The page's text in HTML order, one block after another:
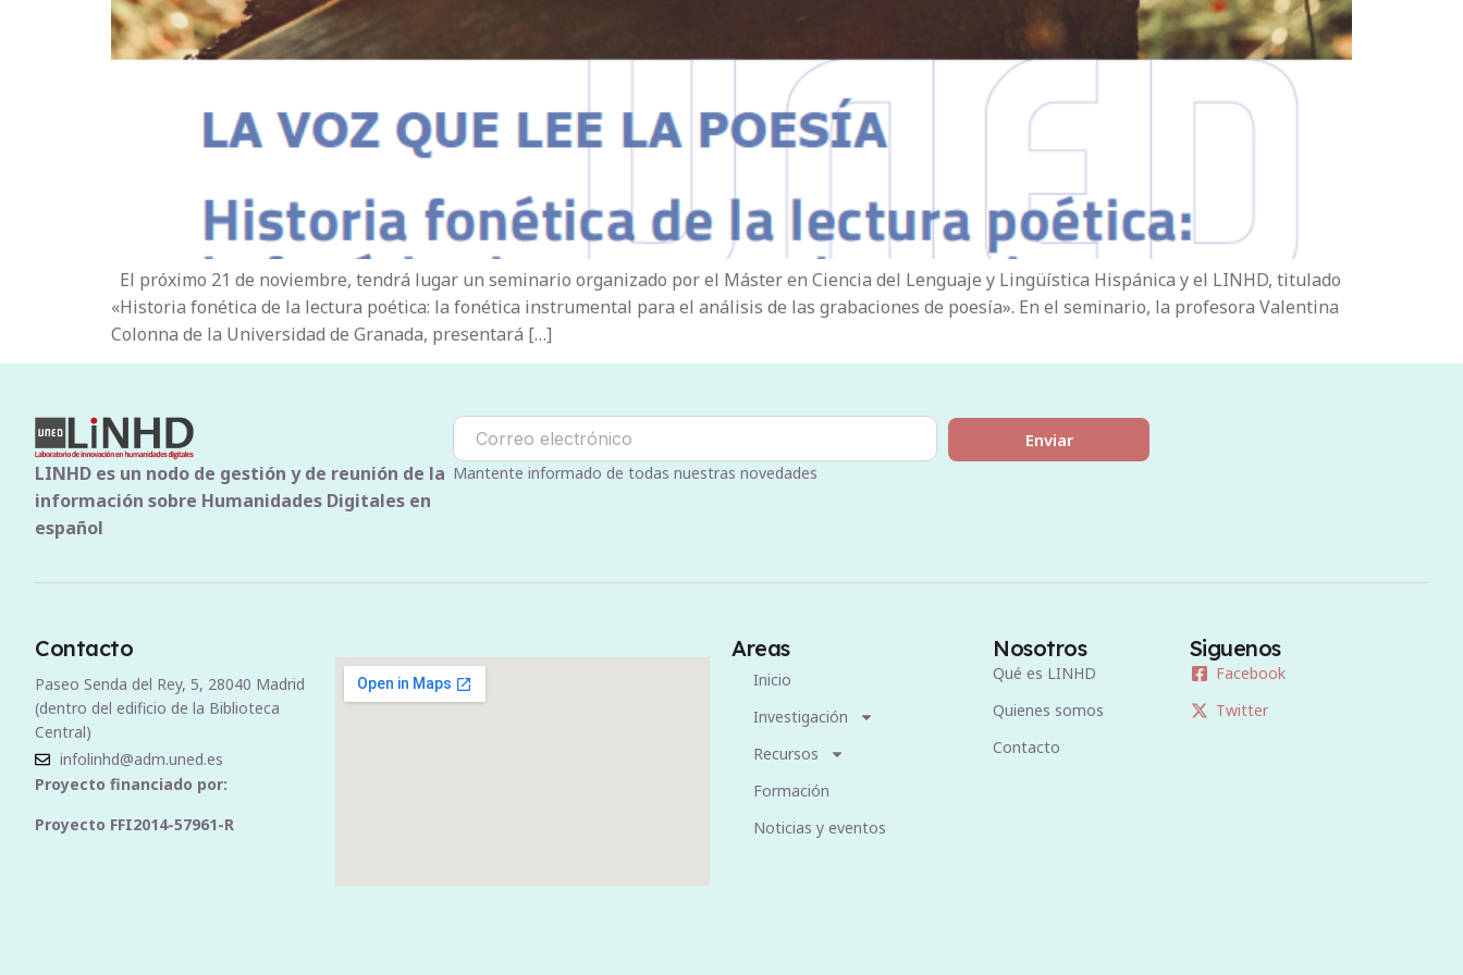
El próximo 21 de noviembre, tendrá lugar un seminario organizado por el Máster en Ciencia del Lenguaje y Lingüística Hispánica y el LINHD, titulado
«Historia fonética de la lectura poética: la fonética instrumental para el análisis de las grabaciones de poesía». En el seminario, la profesora Valentina
Colonna de la Universidad de Granada, presentará […]
LINHD es un nodo de gestión y de reunión de la
información sobre Humanidades Digitales en
español
Enviar
Mantente informado de todas nuestras novedades
Contacto
Paseo Senda del Rey, 5, 28040 Madrid
(dentro del edificio de la Biblioteca
Central)
infolinhd@adm.uned.es
Proyecto financiado por:
Proyecto FFI2014-57961-R
Areas
Inicio
Investigación
Recursos
Formación
Noticias y eventos
Nosotros
Qué es LINHD
Quienes somos
Contacto
Siguenos
Facebook
Twitter